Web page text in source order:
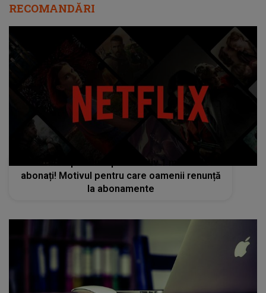
RECOMANDĂRI
Netflix a pierdut aproximativ 1 milion de
abonați! Motivul pentru care oamenii renunță
la abonamente